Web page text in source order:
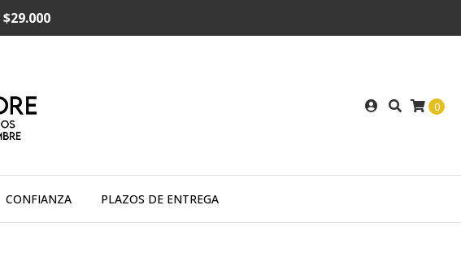
$29.000
0
CONFIANZA PLAZOS DE ENTREGA